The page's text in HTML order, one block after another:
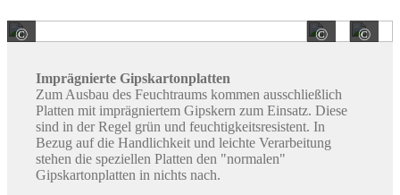
© © Knauf
©
Imprägnierte Gipskartonplatten
Zum Ausbau des Feuchtraums kommen ausschließlich
Platten mit imprägniertem Gipskern zum Einsatz. Diese
sind in der Regel grün und feuchtigkeitsresistent. In
Bezug auf die Handlichkeit und leichte Verarbeitung
stehen die speziellen Platten den "normalen"
Gipskartonplatten in nichts nach.